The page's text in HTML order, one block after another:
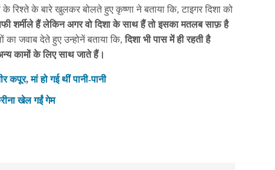
के रिश्ते के बारे खुलकर बोलते हुए कृष्णा ने बताया कि, टाइगर दिशा को
शर्मीले हैं लेकिन अगर वो दिशा के साथ हैं तो इसका मतलब साफ़ है
का जवाब देते हुए उन्होनें बताया कि,दिशा भी पास में ही रहती है
कामों के लिए साथ जाते हैं।
मां हो गई थीं पानी-पानी
खेल गईं गेम